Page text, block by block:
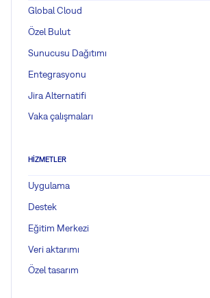
Global Cloud
Özel Bulut
Sunucusu Dağıtımı
Entegrasyonu
Jira Alternatifi
Vaka çalışmaları
HIZMETLER
Uygulama
Destek
Eğitim Merkezi
Veri aktarımı
Özel tasarım